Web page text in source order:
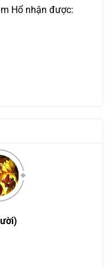
Hổ nhận được: